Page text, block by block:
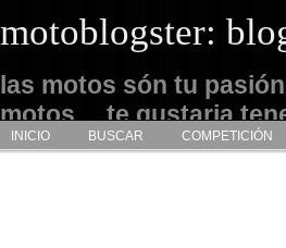
motoblogster:
las motos són tu
motos… te gustaria
admirarlas… este es tu
INICIO BUSCAR COMPETICIÓN